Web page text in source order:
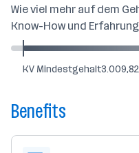
Wie viel mehr auf dem
Know-How und
KV Mindestgehalt
Benefits